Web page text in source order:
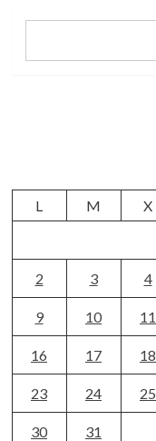
L
M X
2 3 4
9 10 11
16 17 18
23 24 25
30 31